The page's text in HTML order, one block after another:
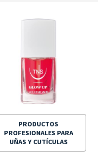
PRODUCTOS
PROFESIONALES PARA
UÑAS Y CUTÍCULAS